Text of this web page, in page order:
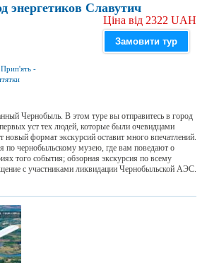
энергетиков Славутич
Прип'ять -
Ціна від 2322 UAH
Замовити тур
Чернобыль. В этом туре вы отправитесь в город
первых уст тех людей, которые были очевидцами
новый формат экскурсий оставит много впечатлений.
по чернобыльскому музею, где вам поведают о
того события; обзорная экскурсия по всему
с участниками ликвидации Чернобыльской АЭС.